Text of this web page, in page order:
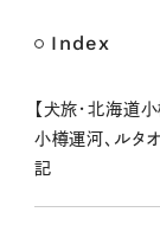
Index
【犬旅・北海道
小樽運河、ルタ
記